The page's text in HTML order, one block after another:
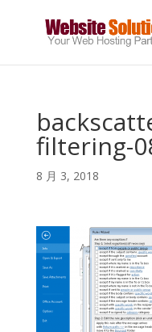
filtering-
8 月 3, 2018